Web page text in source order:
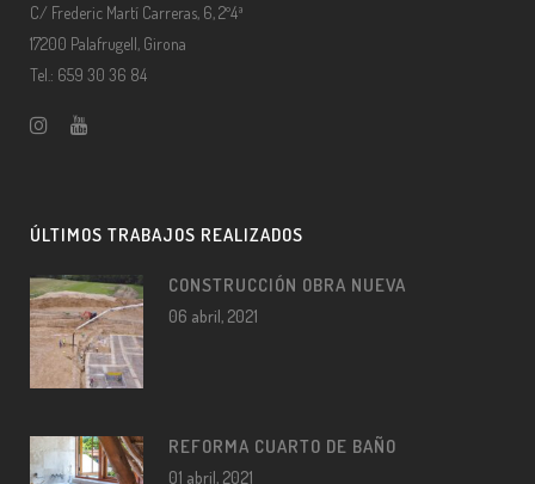
C/ Frederic Martí Carreras, 6, 2º4ª
17200 Palafrugell, Girona
Tel.: 659 30 36 84
ÚLTIMOS TRABAJOS REALIZADOS
CONSTRUCCIÓN OBRA NUEVA
06 abril, 2021
REFORMA CUARTO DE BAÑO
01 abril, 2021